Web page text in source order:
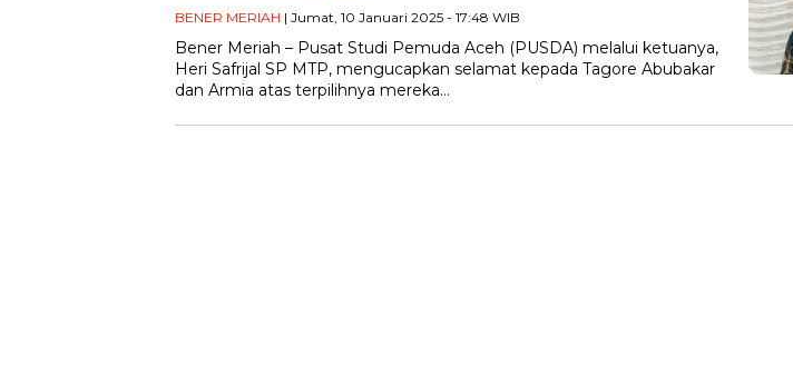
BENER MERIAH | Jumat, 10 Januari 2025 - 17:48 WIB
Bener Meriah – Pusat Studi Pemuda Aceh (PUSDA) melalui ketuanya,
Heri Safrijal SP MTP, mengucapkan selamat kepada Tagore Abubakar
dan Armia atas terpilihnya mereka…